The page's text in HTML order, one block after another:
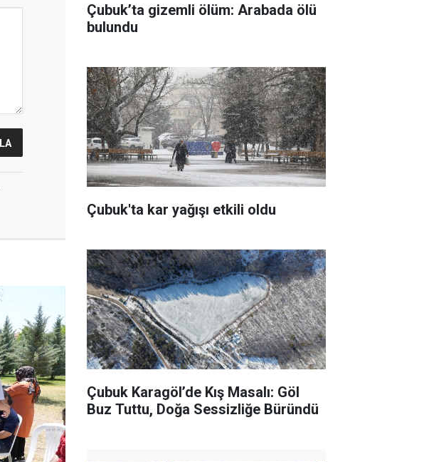
Çubuk’ta gizemli ölüm: Arabada ölü
bulundu
Çubuk'ta kar yağışı etkili oldu
Çubuk Karagöl’de Kış Masalı: Göl
Buz Tuttu, Doğa Sessizliğe Büründü